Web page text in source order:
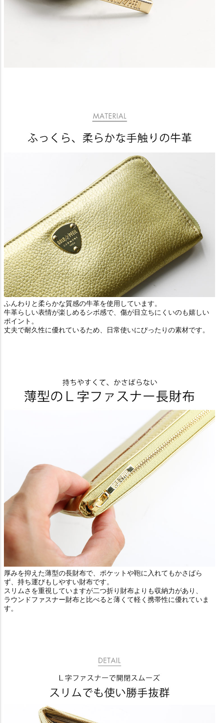
ふんわりと柔らかな質感の牛革を使用しています。
牛革らしい表情が楽しめるシボ感で、傷が目立ちにくいのも嬉しい
ポイント。
丈夫で耐久性に優れているため、日常使いにぴったりの素材です。
厚みを抑えた薄型の長財布で、ポケットや鞄に入れてもかさばら
ず、持ち運びもしやすい財布です。
スリムさを重視していますが二つ折り財布よりも収納力があり、
ラウンドファスナー財布と比べると薄くて軽く携帯性に優れていま
す。